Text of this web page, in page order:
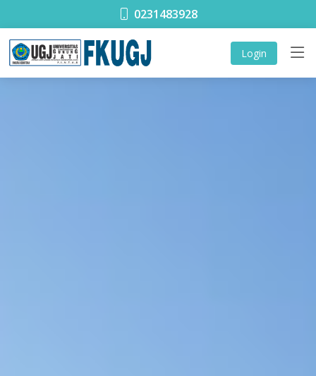
0231483928
Login